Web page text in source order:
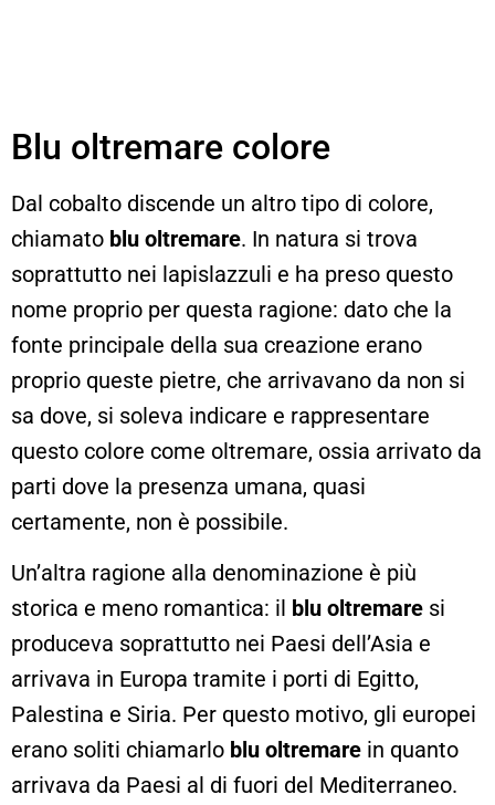
Blu oltremare colore
Dal cobalto discende un altro tipo di colore,
chiamato blu oltremare. In natura si trova
soprattutto nei lapislazzuli e ha preso questo
nome proprio per questa ragione: dato che la
fonte principale della sua creazione erano
proprio queste pietre, che arrivavano da non si
sa dove, si soleva indicare e rappresentare
questo colore come oltremare, ossia arrivato da
parti dove la presenza umana, quasi
certamente, non è possibile.
Un’altra ragione alla denominazione è più
storica e meno romantica: il blu oltremare si
produceva soprattutto nei Paesi dell’Asia e
arrivava in Europa tramite i porti di Egitto,
Palestina e Siria. Per questo motivo, gli europei
erano soliti chiamarlo blu oltremare in quanto
arrivava da Paesi al di fuori del Mediterraneo.